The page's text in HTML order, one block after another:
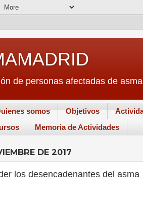
de personas afectadas de
somos Objetivos
Memoria de Actividades
DE 2017
los desencadenantes del asma